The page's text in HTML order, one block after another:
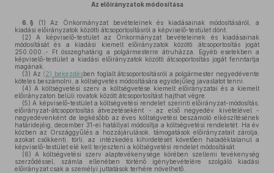
Az előirányzatok módosítása
6. § (1) Az Önkormányzat bevételeinek és kiadásainak módosításáról, a
kiadási előirányzatok közötti átcsoportosításról a képviselő-testület dönt.
(2) A képviselő-testület az Önkormányzat bevételeinek és kiadásainak
módosítását és a kiadási kiemelt előirányzatok közötti átcsoportosítás jogát
250.000.,- Ft összeghatárig a polgármesterre átruházza. Egyéb esetekben a
képviselő-testület a kiadási előirányzatok közötti átcsoportosítás jogát fenntartja
magának.
(3) Az (2) bekezdésben foglalt átcsoportosításról a polgármester negyedévente
köteles beszámolni, a költségvetés módosítására egyidejűleg javaslatot tenni.
(4) A költségvetési szerv a költségvetése kiemelt előirányzatai és a kiemelt
előirányzaton belüli rovatok között átcsoportosítást hajthat végre.
(5) A képviselő-testület a költségvetési rendelet szerinti előirányzat-módosítás,
előirányzat-átcsoportosítás átvezetéseként - az első negyedév kivételével -
negyedévenként de legkésőbb az éves költségvetési beszámoló elkészítésének
határidejéig, december 31-ei hatállyal módosítja a költségvetési rendeletét. Ha év
közben az Országgyűlés a hozzájárulások, támogatások előirányzatait zárolja,
azokat csökkenti, törli, az intézkedés kihirdetését követően haladéktalanul a
képviselő-testület elé kell terjeszteni a költségvetési rendelet módosítását.
(6) A költségvetési szerv alaptevékenysége körében szellemi tevékenység
szerződéssel, számla ellenében történő igénybevételére szolgáló kiadási
előirányzat csak a személyi juttatások terhére növelhető.